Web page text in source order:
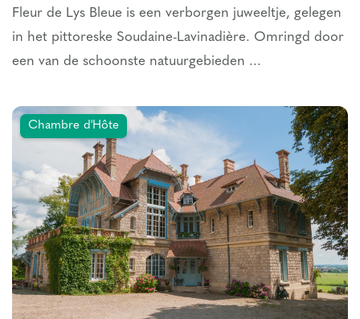
Fleur de Lys Bleue is een verborgen juweeltje, gelegen
in het pittoreske Soudaine-Lavinadière. Omringd door
een van de schoonste natuurgebieden ...
Chambre d'Hôte